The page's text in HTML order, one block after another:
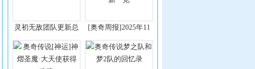
灵初无敌团队更新总
[奥奇周报]2025年11